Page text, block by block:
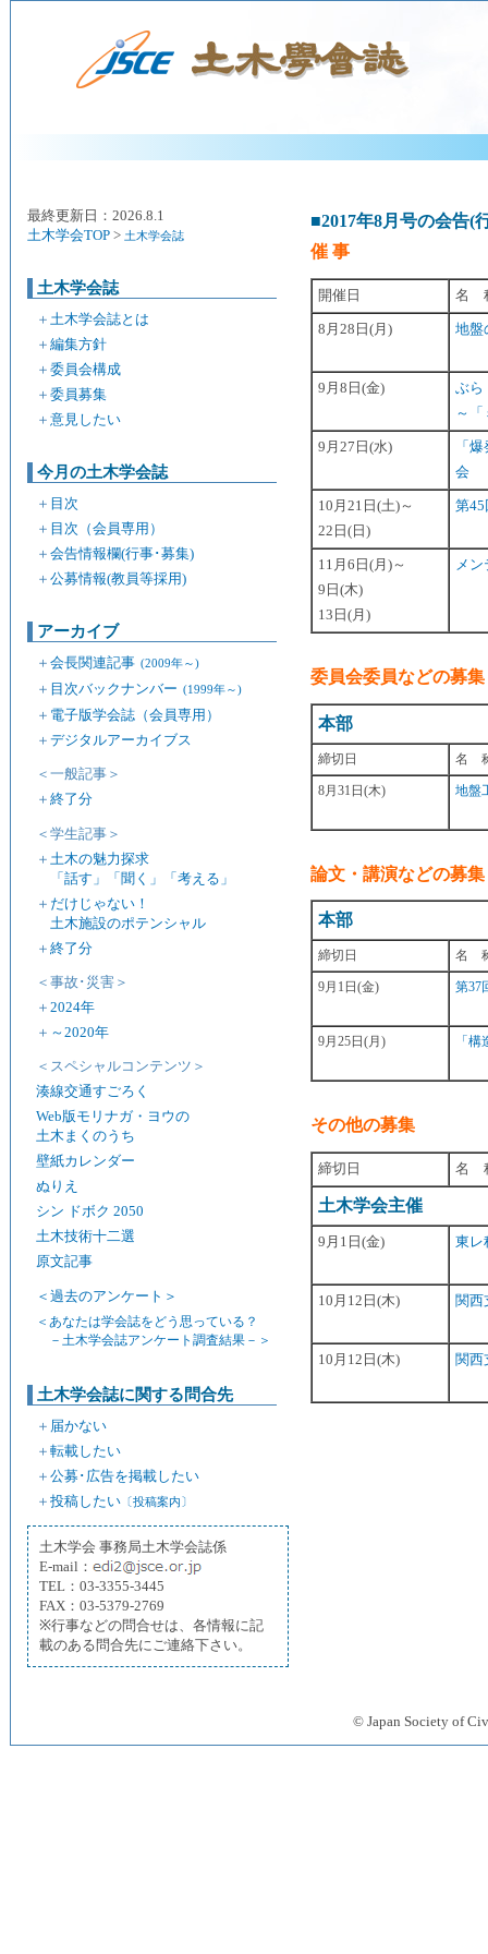
最終更新日：2026.8.1
土木学会TOP > 土木学会誌
土木学会誌
＋ 土木学会誌とは
＋ 編集方針
＋ 委員会構成
＋ 委員募集
＋ 意見したい
今月の土木学会誌
＋ 目次
＋ 目次（会員専用）
＋ 会告情報欄(行事･募集)
＋ 公募情報(教員等採用)
アーカイブ
＋ 会長関連記事 (2009年～)
＋ 目次バックナンバー (1999年～)
＋ 電子版学会誌（会員専用）
＋ デジタルアーカイブス
＜一般記事＞
＋ 終了分
＜学生記事＞
＋ 土木の魅力探求
「話す」「聞く」「考える」
＋ だけじゃない！
土木施設のポテンシャル
＋ 終了分
＜事故･災害＞
＋ 2024年
＋ ～2020年
＜スペシャルコンテンツ＞
湊線交通すごろく
Web版モリナガ・ヨウの
土木まくのうち
壁紙カレンダー
ぬりえ
シン ドボク 2050
土木技術十二選
原文記事
＜過去のアンケート＞
＜あなたは学会誌をどう思っている？
－土木学会誌アンケート調査結果－＞
土木学会誌に関する問合先
＋ 届かない
＋ 転載したい
＋ 公募･広告を掲載したい
＋ 投稿したい 〔投稿案内〕
土木学会 事務局土木学会誌係
E-mail：
TEL：03-3355-3445
FAX：03-5379-2769
※行事などの問合せは、各情報に記
載のある問合先にご連絡下さい。
■2017年8月号の会告(
催 事
開催日 名
8月28日(月) 地盤
9月8日(金)
ぶら
～
9月27日(水)
「
会
10月21日(土)～
22日(日)
第45
11月6日(月)～
9日(木)
13日(月)
メ
委員会委員などの募集
本部
締切日 名
8月31日(木) 地盤
論文・講演などの募集
本部
締切日 名
9月1日(金) 第37
9月25日(月) 「
その他の募集
締切日 名
土木学会主催
9月1日(金) 東レ
10月12日(木) 関
10月12日(木) 関
© Japan Society of